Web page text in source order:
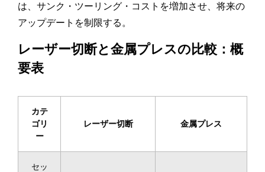
は、サンク・ツーリング・コストを増加させ、将来の
アップデートを制限する。
レーザー切断と金属プレスの比較：概
要表
カテ
ゴリ
ー
レーザー切断 金属プレス
セッ